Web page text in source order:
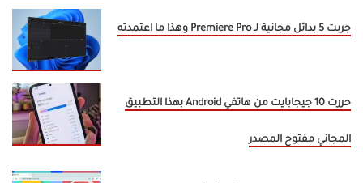
جربت 5 بدائل مجانية لـ Premiere Pro وهذا ما اعتمدته
حررت 10 جيجابايت من هاتفي Android بهذا التطبيق
المجاني مفتوح المصدر